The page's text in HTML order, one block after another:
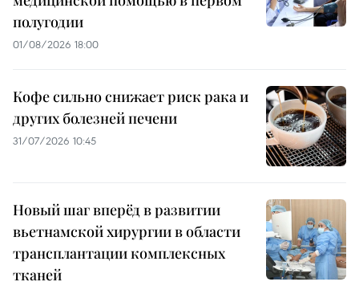
полугодии
01/08/2026 18:00
Кофе сильно снижает риск рака и
других болезней печени
31/07/2026 10:45
Новый шаг вперёд в развитии
вьетнамской хирургии в области
трансплантации комплексных
тканей